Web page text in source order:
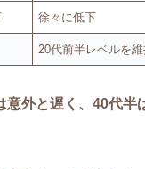
徐々に低下
20代前半レベルを
意外と遅く、40代半